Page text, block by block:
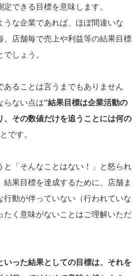
できる目標を意味します。
うな企業であれば、ほぼ間違いな
、店舗毎で売上や利益等の結果目標
しょう。
あることは言うまでもありません
らない点は“結果目標は企業活動の
、その数値だけを追うことには何の
です。
と「そんなことはない！」と怒られ
結果目標を達成するために、店舗ま
行動が伴っていない（行われていな
たく意味がないことはご理解いただ
いった結果としての目標は、それを